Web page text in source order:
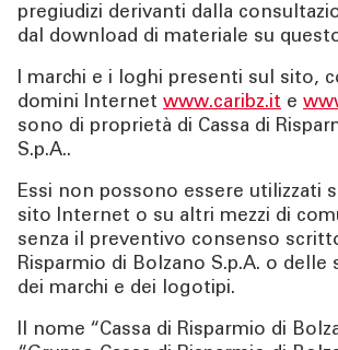
pregiudizi derivanti dalla
dal download di materiale su
I marchi e i loghi presenti sul sito,
domini Internet www.caribz.it e
sono di proprietà di Cassa di
S.p.A..
Essi non possono essere utilizzati
sito Internet o su altri mezzi di
senza il preventivo consenso
Risparmio di Bolzano S.p.A. o
dei marchi e dei logotipi.
Il nome “Cassa di Risparmio di